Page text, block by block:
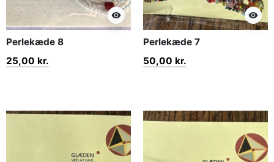
visibility
Perlekæde 8
25,00 kr.
visibility
Perlekæde 7
50,00 kr.